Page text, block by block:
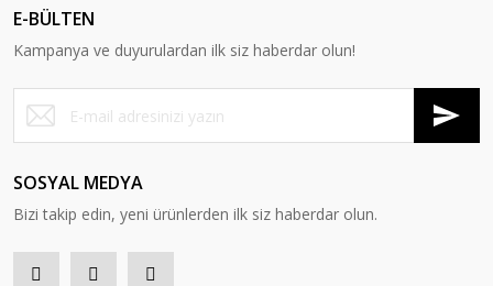
E-BÜLTEN
Kampanya ve duyurulardan ilk siz haberdar olun!
SOSYAL MEDYA
Bizi takip edin, yeni ürünlerden ilk siz haberdar olun.